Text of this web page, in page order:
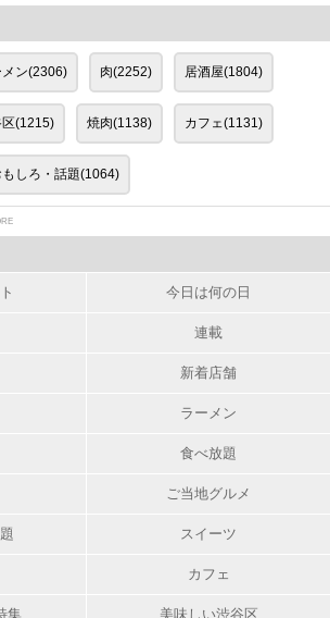
メン(2306) 肉(2252) 居酒屋(1804)
区(1215) 焼肉(1138) カフェ(1131)
もしろ・話題(1064)
今日は何の日
連載
新着店舗
ラーメン
食べ放題
ご当地グルメ
スイーツ
カフェ
集 美味しい渋谷区